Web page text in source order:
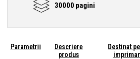
30000 pagini
Parametrii
Descriere
produs
Destinat